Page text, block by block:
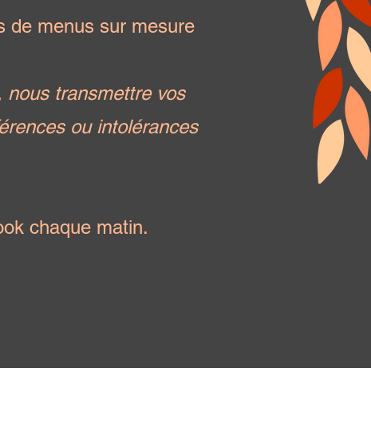
de menus sur mesure
nous transmettre vos
ou intolérances
chaque matin.